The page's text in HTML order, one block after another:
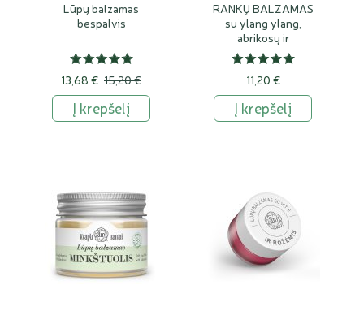
Lūpų balzamas
bespalvis
13,68 € 15,20 €
Į krepšelį
RANKŲ BALZAMAS
su ylang ylang,
abrikosų ir
sviestmedžių aliejais
11,20 €
Į krepšelį